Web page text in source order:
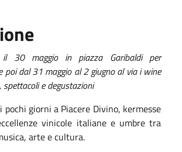
il 30 maggio in piazza Garibaldi per
poi dal 31 maggio al 2 giugno al via i wine
spettacoli e degustazioni
pochi giorni a Piacere Divino, kermesse
vinicole italiane e umbre tra
arte e cultura.